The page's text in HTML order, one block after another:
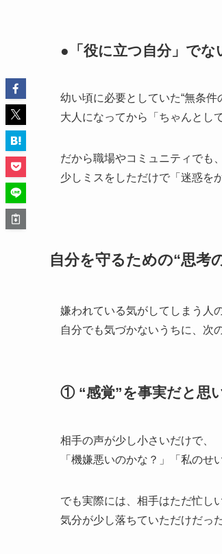
●「役に立つ自分」で
幼い頃に必要としていた“無条件
大人になってから「ちゃんとし
だから職場やコミュニティでも、
少しミスをしただけで「迷惑を
自分を守るための“思考
嫌われている気がしてしまう人
自分でも気づかないうちに、次
① “感覚”を事実だと思
相手の声が少し小さいだけで、
「機嫌悪いのかな？」「私のせ
でも実際には、相手はただ忙し
気分が少し落ちていただけだっ